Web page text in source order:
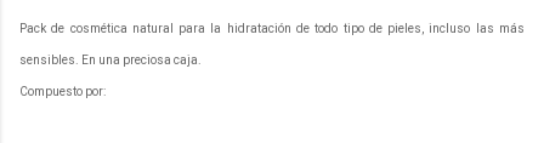
Pack de cosmética natural para la hidratación de todo tipo de pieles, incluso las más
sensibles. En una preciosa caja.
Compuesto por: